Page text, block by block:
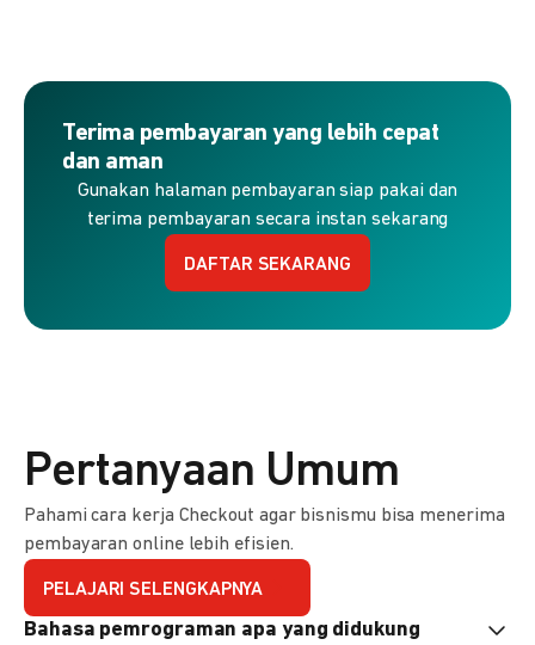
Terima pembayaran yang lebih cepat
dan aman
Gunakan halaman pembayaran siap pakai dan
terima pembayaran secara instan sekarang
DAFTAR SEKARANG
Pertanyaan Umum
Pahami cara kerja Checkout agar bisnismu bisa menerima
pembayaran online lebih efisien.
PELAJARI SELENGKAPNYA
Bahasa pemrograman apa yang didukung